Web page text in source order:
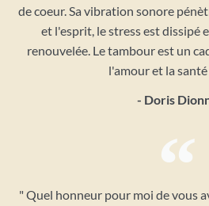
de coeur. Sa vibration sonore
et l'esprit, le stress est dissipé
renouvelée. Le tambour est un
l'amour et la santé
- Doris
" Quel honneur pour moi de vous